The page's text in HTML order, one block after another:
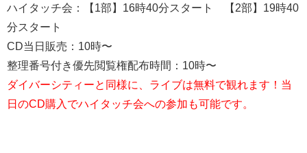
ハイタッチ会：【1部】16時40分スタート 【2部】19時40
分スタート
CD当日販売：10時〜
整理番号付き優先閲覧権配布時間：10時〜
ダイバーシティーと同様に、ライブは無料で観れます！当
日のCD購入でハイタッチ会への参加も可能です。